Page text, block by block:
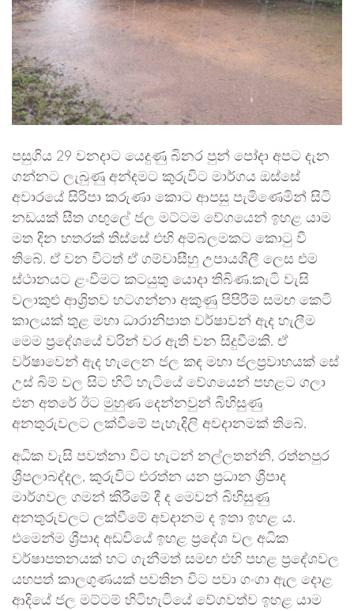
පසුගිය 29 වනදාට යෙදුණු බිනර පුන් පෝදා අපට දැන
ගන්නට ලැබුණු අන්දමට කුරුවිට මාර්ගය ඔස්සේ
අවාරයේ සිරිපා කරුණා කොට ආපසු පැමිණෙමින් සිටි
නඩයක් සීත ගඟුලේ ජල මට්ටම වේගයෙන් ඉහළ යාම
මත දින හතරක් තිස්සේ එහි අම්බලමකට කොටු වී
තිබේ. ඒ වන විටත් ඒ ගම්වාසීහු උපායශීලී ලෙස එම
ස්ථානයට ළංවීමට කටයුතු යොදා තිබිණ.කැටි වැසි
වලාකුළු ආශ්‍රිතව හටගන්නා අකුණු පිපිරීම් සමඟ කෙටි
කාලයක් තුළ මහා ධාරානිපාත වර්ෂාවන් ඇද හැලීම
මෙම ප්‍රදේශයේ වරින් වර ඇති වන සිදුවීමකි. ඒ
වර්ෂාවෙන් ඇද හැලෙන ජල කඳ මහා ජලප්‍රවාහයක් සේ
උස් බිම් වල සිට හිටි හැටියේ වේගයෙන් පහළට ගලා
එන අතරේ ඊට මුහුණ දෙන්නවුන් බිහිසුණු
අනතුරුවලට ලක්වීමේ පැහැදිලි අවදානමක් තිබේ.
අධික වැසි පවත්නා විට හැටන් නල්ලතන්නි, රත්නපුර
ශ්‍රීපලාබද්දල, කුරුවිට එරත්න යන ප්‍රධාන ශ්‍රීපාද
මාර්ගවල ගමන් කිරීමේ දී ද මෙවන් බිහිසුණු
අනතුරුවලට ලක්වීමේ අවදානම ද ඉතා ඉහළ ය.
එමෙන්ම ශ්‍රීපාද අඩවියේ ඉහළ ප්‍රදේශ වල අධික
වර්ෂාපතනයක් හට ගැනීමත් සමඟ එහි පහළ ප්‍රදේශවල
යහපත් කාලගුණයක් පවතින විට පවා ගංගා ඇල දොළ
ආදියේ ජල මට්ටම් හිටිහැටියේ වේගවත්ව ඉහළ යාම